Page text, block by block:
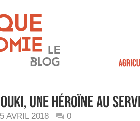
5 AVRIL 2018 0